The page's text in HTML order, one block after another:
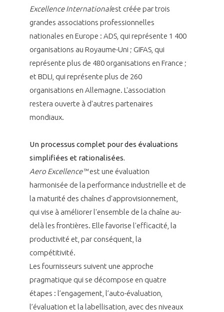
Excellence Internationalest créée par trois
grandes associations professionnelles
nationales en Europe : ADS, qui représente 1 400
organisations au Royaume-Uni ; GIFAS, qui
représente plus de 480 organisations en France ;
et BDLI, qui représente plus de 260
organisations en Allemagne. L'association
restera ouverte à d'autres partenaires
mondiaux.
Un processus complet pour des évaluations
simplifiées et rationalisées.
Aero Excellence™est une évaluation
harmonisée de la performance industrielle et de
la maturité des chaînes d'approvisionnement,
qui vise à améliorer l'ensemble de la chaîne au-
delà les frontières. Elle favorise l'efficacité, la
productivité et, par conséquent, la
compétitivité.
Les fournisseurs suivent une approche
pragmatique qui se décompose en quatre
étapes : l’engagement, l’auto-évaluation,
l’évaluation et la labellisation, avec des niveaux